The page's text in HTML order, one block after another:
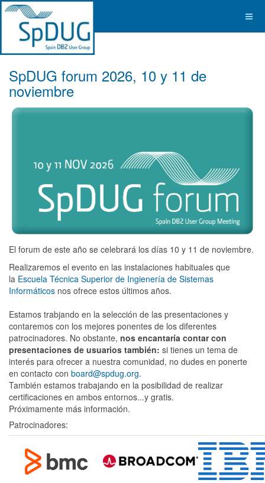
SpDUG forum 2026, 10 y 11 de
noviembre
El forum de este año se celebrará los días 10 y 11 de noviembre.
Realizaremos el evento en las instalaciones habituales que
la Escuela Técnica Superior de Ingienería de Sistemas
Informáticos nos ofrece estos últimos años.
Estamos trabjando en la selección de las presentaciones y
contaremos con los mejores ponentes de los diferentes
patrocinadores. No obstante, nos encantaría contar con
presentaciones de usuarios también: si tienes un tema de
interés para ofrecer a nuestra comunidad, no dudes en ponerte
en contacto con board@spdug.org.
También estamos trabajando en la posibilidad de realizar
certificaciones en ambos entornos...y gratis.
Próximamente más información.
Patrocinadores: